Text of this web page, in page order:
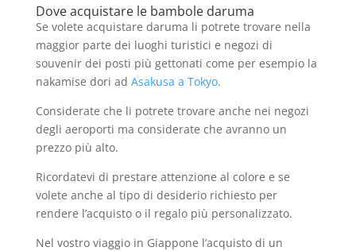
Dove acquistare le bambole daruma
Se volete acquistare daruma li potrete trovare nella
maggior parte dei luoghi turistici e negozi di
souvenir dei posti più gettonati come per esempio la
nakamise dori ad Asakusa a Tokyo.
Considerate che li potrete trovare anche nei negozi
degli aeroporti ma considerate che avranno un
prezzo più alto.
Ricordatevi di prestare attenzione al colore e se
volete anche al tipo di desiderio richiesto per
rendere l’acquisto o il regalo più personalizzato.
Nel vostro viaggio in Giappone l’acquisto di un